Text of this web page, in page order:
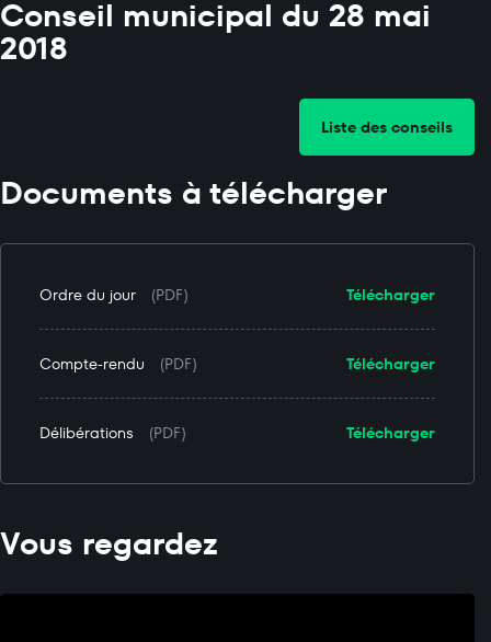
Conseil municipal du 28 mai
2018
Liste des conseils
Documents à télécharger
Télécharger
Ordre du jour (PDF)
Télécharger
Compte-rendu (PDF)
Télécharger
Délibérations (PDF)
Vous regardez